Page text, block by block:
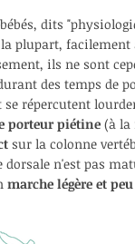
dits
plupart, facilement
ils ne sont
des temps de
répercutent
porteur piétine (à la
sur la colonne
n'est pas
marche légère et